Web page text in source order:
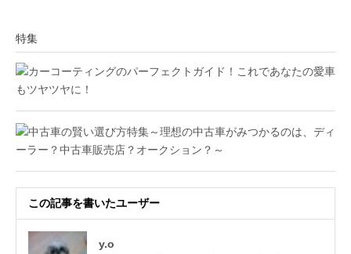
特集
この記事を書いたユーザー
y.o